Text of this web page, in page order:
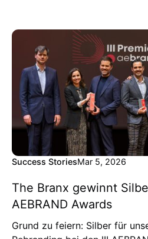
Success StoriesMar 5, 2026
The Branx gewinnt
AEBRAND Awards
Grund zu feiern: Silber für